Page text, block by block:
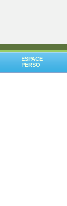
ESPACE
PERSO